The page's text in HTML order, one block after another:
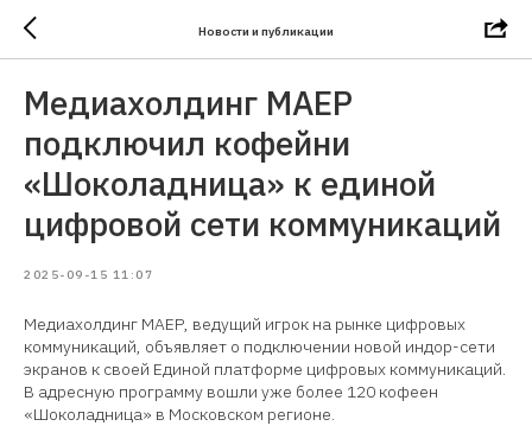
Новости и публикации
Медиахолдинг МАЕР
подключил кофейни
«Шоколадница» к единой
цифровой сети коммуникаций
2025-09-15 11:07
Медиахолдинг МАЕР, ведущий игрок на рынке цифровых
коммуникаций, объявляет о подключении новой индор-сети
экранов к своей Единой платформе цифровых коммуникаций.
В адресную программу вошли уже более 120 кофеен
«Шоколадница» в Московском регионе.